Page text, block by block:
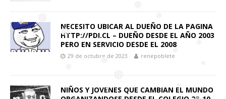
❅
❅
❅
❅
❅ ❅
NECESITO UBICAR AL DUEÑO DE LA PAGINA
HTTP://PDI.CL – DUEÑO DESDE EL AÑO 2003
PERO EN SERVICIO DESDE EL 2008
29 de octubre de 2023 renepoblete
NIÑOS Y JOVENES QUE CAMBIAN EL MUNDO